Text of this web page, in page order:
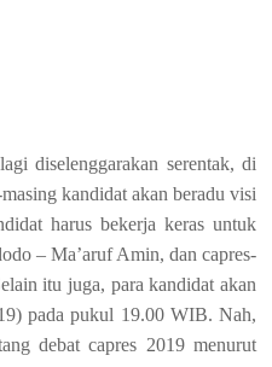
diselenggarakan serentak, di
kandidat akan beradu visi
harus bekerja keras untuk
– Ma’aruf Amin, dan capres-
itu juga, para kandidat akan
pada pukul 19.00 WIB. Nah,
debat capres 2019 menurut